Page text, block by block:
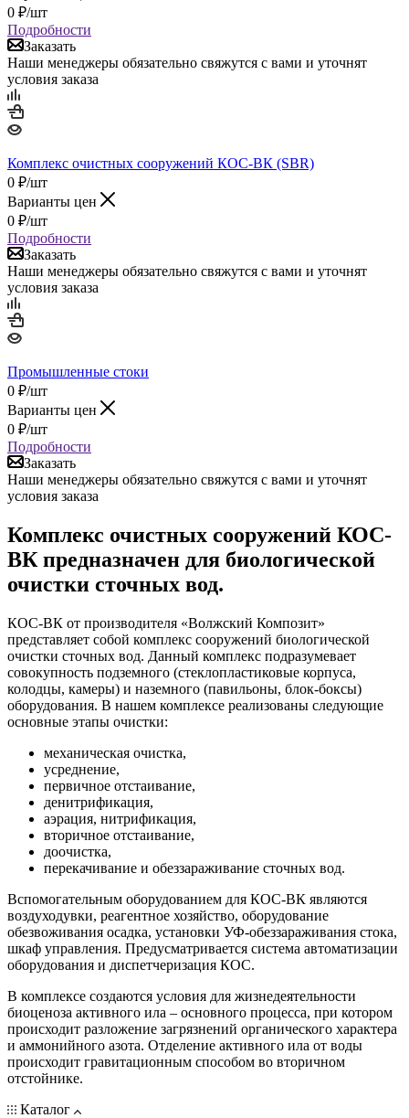
0 ₽/шт
Подробности
Заказать
Наши менеджеры обязательно свяжутся с вами и уточнят
условия заказа
Комплекс очистных сооружений КОС-ВК (SBR)
0 ₽/шт
Варианты цен
0 ₽/шт
Подробности
Заказать
Наши менеджеры обязательно свяжутся с вами и уточнят
условия заказа
Промышленные стоки
0 ₽/шт
Варианты цен
0 ₽/шт
Подробности
Заказать
Наши менеджеры обязательно свяжутся с вами и уточнят
условия заказа
Комплекс очистных сооружений КОС-
ВК предназначен для биологической
очистки сточных вод.
КОС-ВК от производителя «Волжский Композит»
представляет собой комплекс сооружений биологической
очистки сточных вод. Данный комплекс подразумевает
совокупность подземного (стеклопластиковые корпуса,
колодцы, камеры) и наземного (павильоны, блок-боксы)
оборудования. В нашем комплексе реализованы следующие
основные этапы очистки:
механическая очистка,
усреднение,
первичное отстаивание,
денитрификация,
аэрация, нитрификация,
вторичное отстаивание,
доочистка,
перекачивание и обеззараживание сточных вод.
Вспомогательным оборудованием для КОС-ВК являются
воздуходувки, реагентное хозяйство, оборудование
обезвоживания осадка, установки УФ-обеззараживания стока,
шкаф управления. Предусматривается система автоматизации
оборудования и диспетчеризация КОС.
В комплексе создаются условия для жизнедеятельности
биоценоза активного ила – основного процесса, при котором
происходит разложение загрязнений органического характера
и аммонийного азота. Отделение активного ила от воды
происходит гравитационным способом во вторичном
отстойнике.
Каталог